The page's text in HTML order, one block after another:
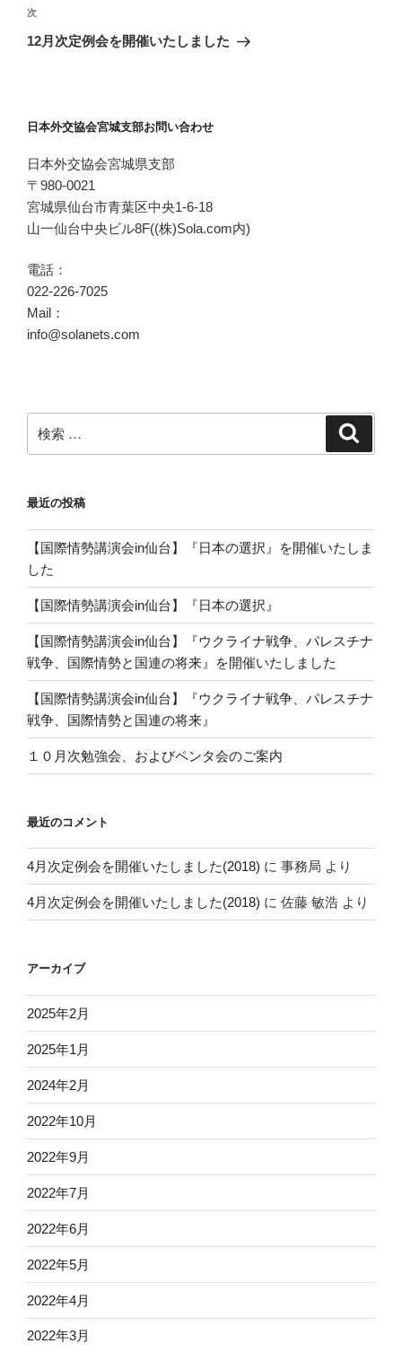
ビ
ゲ
ン
投
稿
次
の
次
12月次定例会を開催いたしました
日本外交協会宮城支部お問い合わせ
日本外交協会宮城県支部
〒980-0021
宮城県仙台市青葉区中央1-6-18
山一仙台中央ビル8F((株)Sola.com内)
電話：
022-226-7025
Mail：
info@solanets.com
索:
最近の投稿
【国際情勢講演会in仙台】『日本の選択』を開催いたしま
した
【国際情勢講演会in仙台】『日本の選択』
【国際情勢講演会in仙台】『ウクライナ戦争、パレスチナ
戦争、国際情勢と国連の将来』を開催いたしました
【国際情勢講演会in仙台】『ウクライナ戦争、パレスチナ
戦争、国際情勢と国連の将来』
１０月次勉強会、およびペンタ会のご案内
最近のコメント
4月次定例会を開催いたしました(2018) に 事務局 より
4月次定例会を開催いたしました(2018) に 佐藤 敏浩 より
アーカイブ
2025年2月
2025年1月
2024年2月
2022年10月
2022年9月
2022年7月
2022年6月
2022年5月
2022年4月
2022年3月